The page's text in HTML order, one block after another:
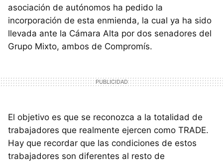
asociación de autónomos ha pedido la
incorporación de esta enmienda, la cual ya ha sido
llevada ante la Cámara Alta por dos senadores del
Grupo Mixto, ambos de Compromís.
El objetivo es que se reconozca a la totalidad de
trabajadores que realmente ejercen como TRADE.
Hay que recordar que las condiciones de estos
trabajadores son diferentes al resto de